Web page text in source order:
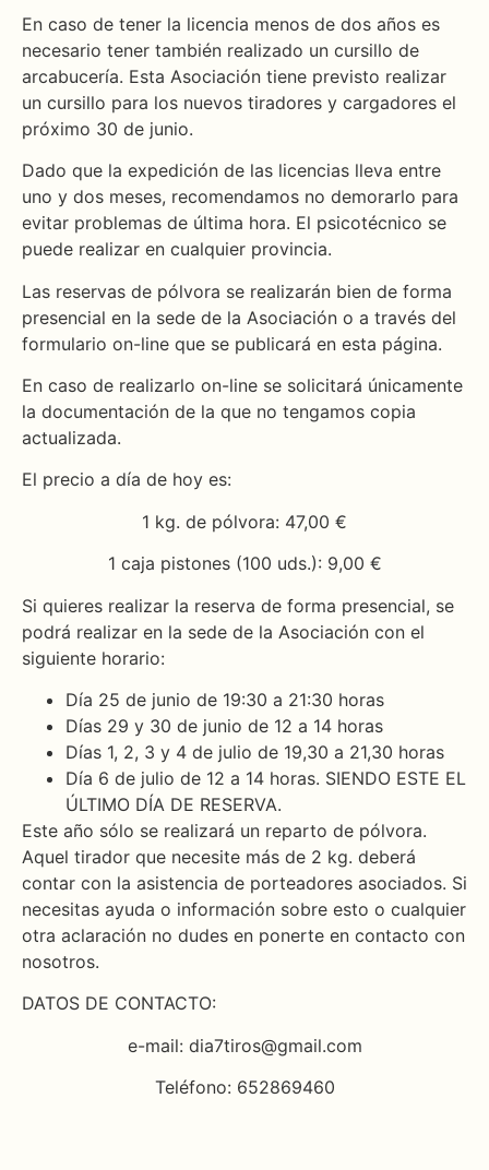
En caso de tener la licencia menos de dos años es
necesario tener también realizado un cursillo de
arcabucería. Esta Asociación tiene previsto realizar
un cursillo para los nuevos tiradores y cargadores el
próximo 30 de junio.
Dado que la expedición de las licencias lleva entre
uno y dos meses, recomendamos no demorarlo para
evitar problemas de última hora. El psicotécnico se
puede realizar en cualquier provincia.
Las reservas de pólvora se realizarán bien de forma
presencial en la sede de la Asociación o a través del
formulario on-line que se publicará en esta página.
En caso de realizarlo on-line se solicitará únicamente
la documentación de la que no tengamos copia
actualizada.
El precio a día de hoy es:
1 kg. de pólvora: 47,00 €
1 caja pistones (100 uds.): 9,00 €
Si quieres realizar la reserva de forma presencial, se
podrá realizar en la sede de la Asociación con el
siguiente horario:
Día 25 de junio de 19:30 a 21:30 horas
Días 29 y 30 de junio de 12 a 14 horas
Días 1, 2, 3 y 4 de julio de 19,30 a 21,30 horas
Día 6 de julio de 12 a 14 horas. SIENDO ESTE EL
ÚLTIMO DÍA DE RESERVA.
Este año sólo se realizará un reparto de pólvora.
Aquel tirador que necesite más de 2 kg. deberá
contar con la asistencia de porteadores asociados. Si
necesitas ayuda o información sobre esto o cualquier
otra aclaración no dudes en ponerte en contacto con
nosotros.
DATOS DE CONTACTO:
e-mail: dia7tiros@gmail.com
Teléfono: 652869460